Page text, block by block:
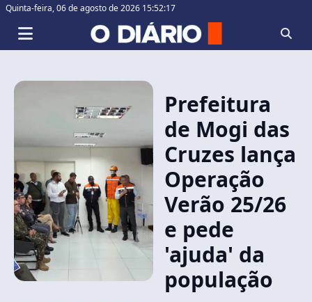
Quinta-feira,06 de agosto de 2026 15:52:17
Prefeitura
de Mogi das
Cruzes lança
Operação
Verão 25/26
e pede
'ajuda' da
população